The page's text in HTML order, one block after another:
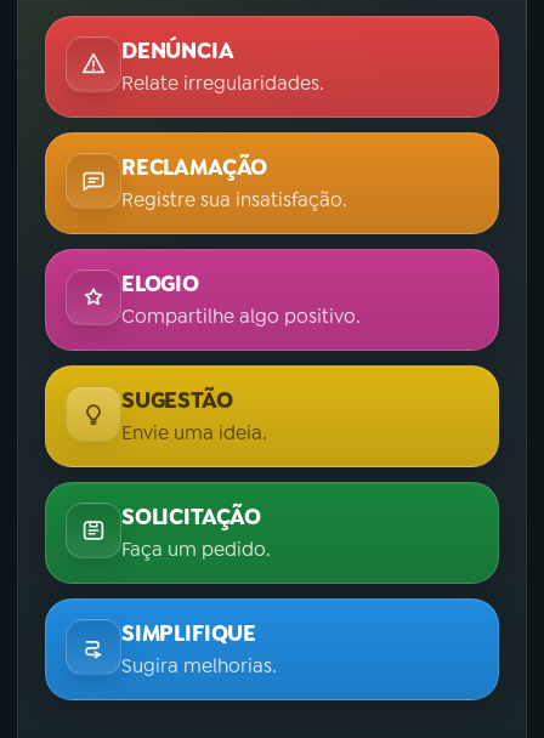
DENÚNCIA
Relate irregularidades.
RECLAMAÇÃO
Registre sua insatisfação.
ELOGIO
Compartilhe algo positivo.
SUGESTÃO
Envie uma ideia.
SOLICITAÇÃO
Faça um pedido.
SIMPLIFIQUE
Sugira melhorias.